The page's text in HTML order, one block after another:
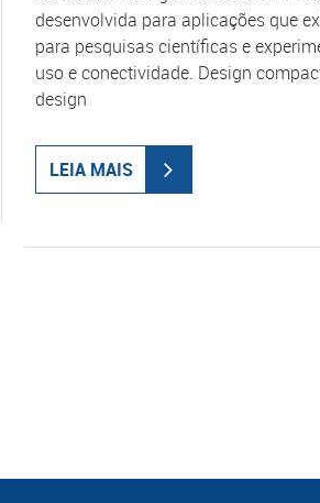
desenvolvida para aplicações que
para pesquisas científicas e
uso e conectividade. Design
design
LEIA MAIS